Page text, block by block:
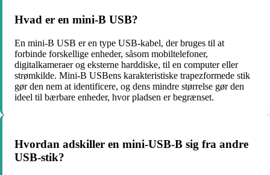
Hvad er en mini-B USB?
En mini-B USB er en type USB-kabel, der bruges til at
forbinde forskellige enheder, såsom mobiltelefoner,
digitalkameraer og eksterne harddiske, til en computer eller
strømkilde. Mini-B USBens karakteristiske trapezformede stik
gør den nem at identificere, og dens mindre størrelse gør den
ideel til bærbare enheder, hvor pladsen er begrænset.
Hvordan adskiller en mini-USB-B sig fra andre
USB-stik?